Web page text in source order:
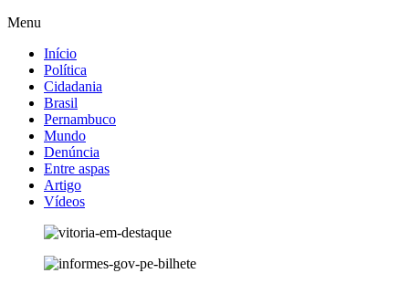
Menu
Início
Política
Cidadania
Brasil
Pernambuco
Mundo
Denúncia
Entre aspas
Artigo
Vídeos